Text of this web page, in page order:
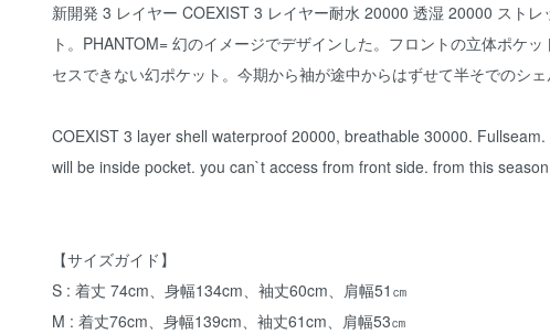
新開発 3 レイヤー COEXIST 3 レイヤー耐水 20000 透湿 20000 スト
ト。PHANTOM= 幻のイメージでデザインした。フロントの立体ポケ
セスできない幻ポケット。今期から袖が途中からはずせて半そでのシェ
COEXIST 3 layer shell waterproof 20000, breathable 30000.
will be inside pocket. you can`t access from front side. from this
【サイズガイド】
S : 着丈 74cm、身幅134cm、袖丈60cm、肩幅51㎝
M : 着丈76cm、身幅139cm、袖丈61cm、肩幅53㎝